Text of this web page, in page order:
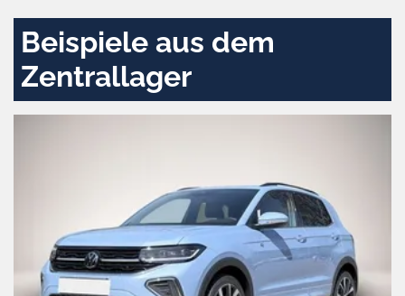
Beispiele aus dem
Zentrallager